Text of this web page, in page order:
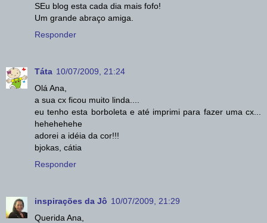
SEu blog esta cada dia mais fofo!
Um grande abraço amiga.
Responder
Táta 10/07/2009, 21:24
Olá Ana,
a sua cx ficou muito linda....
eu tenho esta borboleta e até imprimi para fazer uma cx...
hehehehehe
adorei a idéia da cor!!!
bjokas, cátia
Responder
inspirações da Jô 10/07/2009, 21:29
Querida Ana,